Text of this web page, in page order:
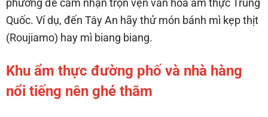
phương để cảm nhận trọn vẹn văn hóa ẩm thực Trung
Quốc. Ví dụ, đến Tây An hãy thử món bánh mì kẹp thịt
(Roujiamo) hay mì biang biang.
Khu ẩm thực đường phố và nhà hàng
nổi tiếng nên ghé thăm